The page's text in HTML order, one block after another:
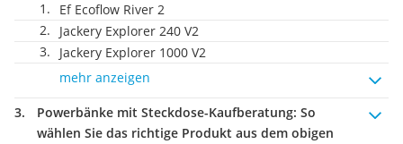
Ef Ecoflow River 2
Jackery Explorer 240 V2
Jackery Explorer 1000 V2
mehr anzeigen
Powerbänke mit Steckdose-Kaufberatung: So
wählen Sie das richtige Produkt aus dem obigen